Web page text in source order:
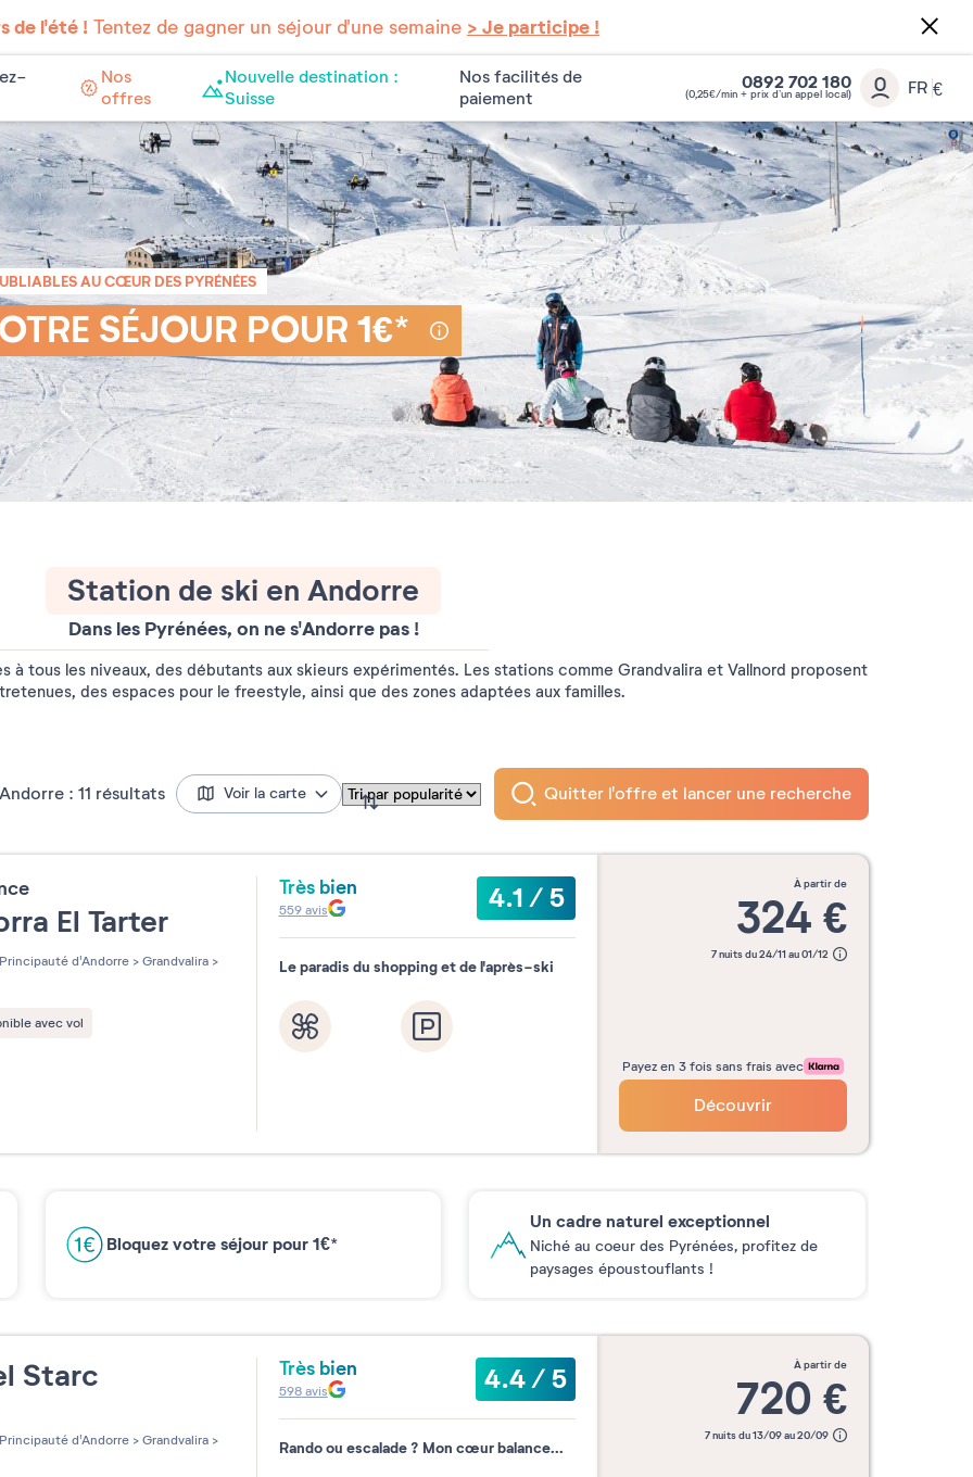
de l'été !Tentez de gagner un séjour d'une semaine > Je participe !
Nos
offres
Nouvelle destination :
Suisse
Nos facilités de
paiement
0892 702 180
(0,25€/min + prix d’un appel local) FR €
AU CŒUR DES PYRÉNÉES
SÉJOUR POUR 1€*
Station de ski en Andorre
Dans les Pyrénées, on ne s'Andorre pas !
tous les niveaux, des débutants aux skieurs expérimentés. Les stations comme Grandvalira et Vallnord proposent
des espaces pour le freestyle, ainsi que des zones adaptées aux familles.
: 11 résultats Voir la carte Quitter l'offre et lancer une recherche
El Tarter
Principauté d'Andorre > Grandvalira >
avec vol
Très bien 4.1/5
559avis
Le paradis du shopping et de l'après-ski
à partir de
324 €
7 nuits du 24/11 au 01/12
Payez en 3 fois sans frais avec
Découvrir
Bloquez votre séjour pour 1€*
Un cadre naturel exceptionnel
Niché au coeur des Pyrénées, profitez de
paysages époustouflants !
Starc
sur 5
Principauté d'Andorre > Grandvalira >
Très bien 4.4/5
598avis
Rando ou escalade ? Mon cœur balance...
à partir de
720 €
7 nuits du 13/09 au 20/09